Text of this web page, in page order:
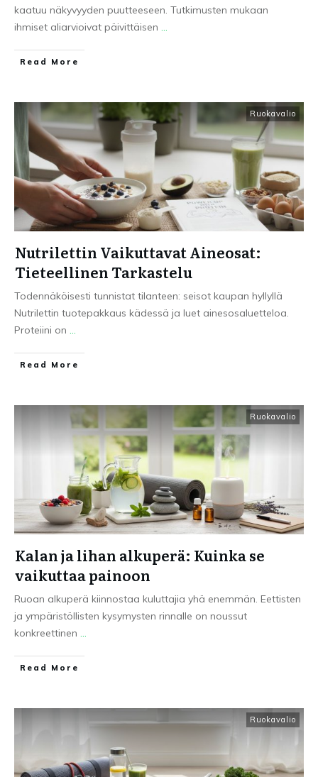
kaatuu näkyvyyden puutteeseen. Tutkimusten mukaan
ihmiset aliarvioivat päivittäisen ...
Read More
Ruokavalio
Nutrilettin Vaikuttavat Aineosat:
Tieteellinen Tarkastelu
Todennäköisesti tunnistat tilanteen: seisot kaupan hyllyllä
Nutrilettin tuotepakkaus kädessä ja luet ainesosaluetteloa.
Proteiini on ...
Read More
Ruokavalio
Kalan ja lihan alkuperä: Kuinka se
vaikuttaa painoon
Ruoan alkuperä kiinnostaa kuluttajia yhä enemmän. Eettisten
ja ympäristöllisten kysymysten rinnalle on noussut
konkreettinen ...
Read More
Ruokavalio